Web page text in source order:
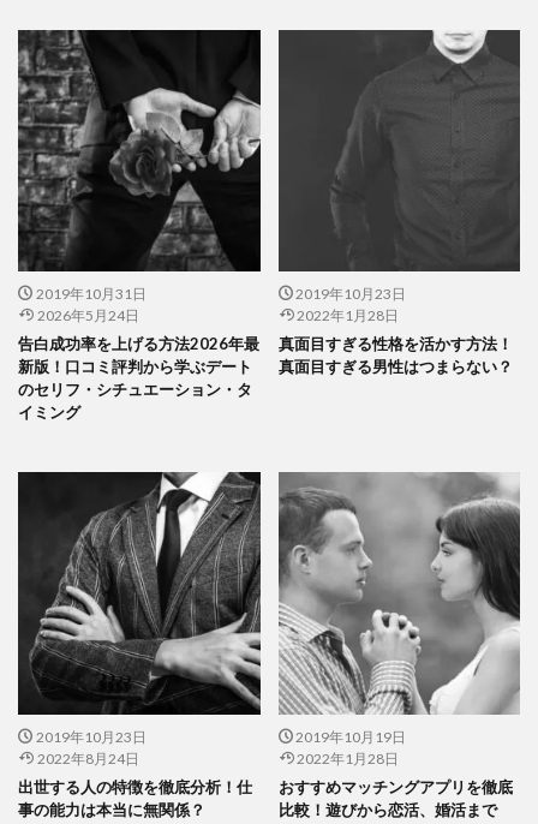
2019年10月31日
2026年5月24日
告白成功率を上げる方法2026年最
新版！口コミ評判から学ぶデート
のセリフ・シチュエーション・タ
イミング
2019年10月23日
2022年1月28日
真面目すぎる性格を活かす方法！
真面目すぎる男性はつまらない？
2019年10月23日
2022年8月24日
出世する人の特徴を徹底分析！仕
事の能力は本当に無関係？
2019年10月19日
2022年1月28日
おすすめマッチングアプリを徹底
比較！遊びから恋活、婚活まで